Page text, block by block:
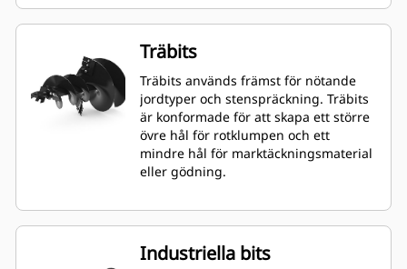
Träbits
Träbits används främst för nötande
jordtyper och stenspräckning. Träbits
är konformade för att skapa ett större
övre hål för rotklumpen och ett
mindre hål för marktäckningsmaterial
eller gödning.
Industriella bits